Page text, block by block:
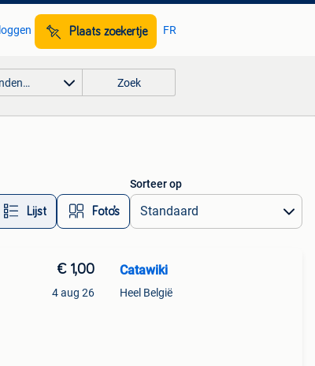
Plaats zoekertje FR
Zoek
Lijst Foto’s
Sorteer op
€ 1,00
4 aug 26
Catawiki
Heel België